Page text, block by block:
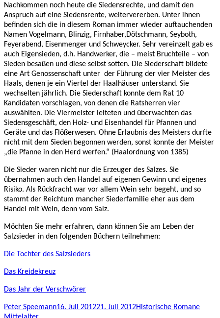
Nachkommen noch heute die Siedensrechte, und damit den
Anspruch auf eine Siedensrente, weitervererben. Unter ihnen
befinden sich die in diesem Roman immer wieder auftauchenden
Namen Vogelmann, Blinzig, Firnhaber,Dötschmann, Seyboth,
Feyerabend, Eisenmenger und Schweycker. Sehr vereinzelt gab es
auch Eigensieden, d.h. Handwerker, die – meist Bruchteile – von
Sieden besaßen und diese selbst sotten. Die Siederschaft bildete
eine Art Genossenschaft unter der Führung der vier Meister des
Haals, denen je ein Viertel der Haalhäuser unterstand. Sie
wechselten jährlich. Die Siederschaft konnte dem Rat 10
Kandidaten vorschlagen, von denen die Ratsherren vier
auswählten. Die Viermeister leiteten und überwachten das
Siedensgeschäft, den Holz- und Eisenhandel für Pfannen und
Geräte und das Flößerwesen. Ohne Erlaubnis des Meisters durfte
nicht mit dem Sieden begonnen werden, sonst konnte der Meister
„die Pfanne in den Herd werfen.“ (Haalordnung von 1385)
Die Sieder waren nicht nur die Erzeuger des Salzes. Sie
übernahmen auch den Handel auf eigenen Gewinn und eigenes
Risiko. Als Rückfracht war vor allem Wein sehr begeht, und so
stammt der Reichtum mancher Siederfamilie eher aus dem
Handel mit Wein, denn vom Salz.
Möchten Sie mehr erfahren, dann können Sie am Leben der
Salzsieder in den folgenden Büchern teilnehmen:
Die Tochter des Salzsieders
Das Kreidekreuz
Das Jahr der Verschwörer
Autor
Peter SpeemannVeröffentlicht
16. Juli 201221. Juli 2012Kategorien
Historische Romane